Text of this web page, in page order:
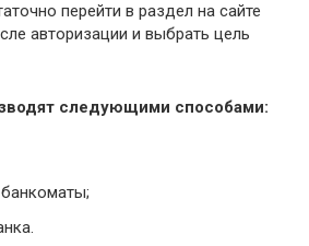
перейти в раздел на сайте
авторизации и выбрать цель
следующими способами: